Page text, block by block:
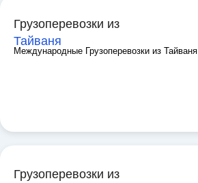
Грузоперевозки из
Тайваня
Международные Грузоперевозки из Тайваня
Грузоперевозки из